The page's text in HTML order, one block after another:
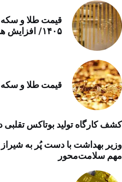
۱۴۰۵/ افزایش همه قیمت ها + جدول
قیمت طلا و سکه
کشف کارگاه تولید بوتاکس تقلبی
وزیر بهداشت با دست پُر به شیراز
مهم سلامت‌محور